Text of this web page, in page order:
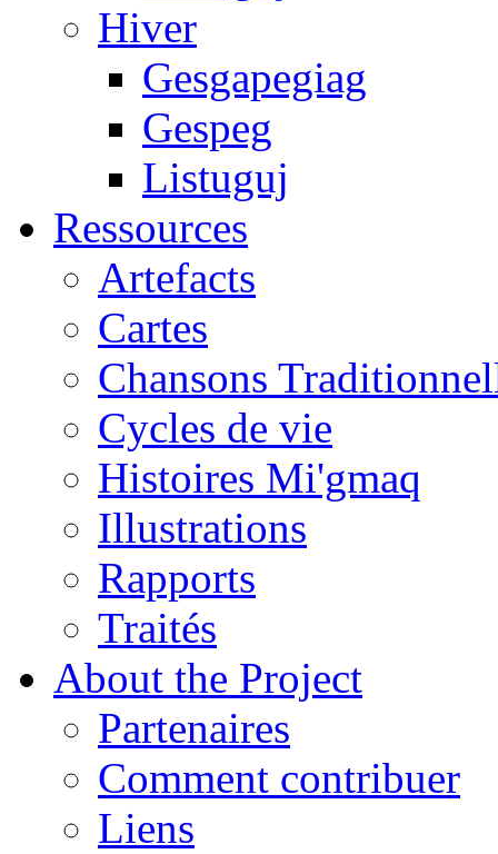
Hiver
Gesgapegiag
Gespeg
Listuguj
Ressources
Artefacts
Cartes
Chansons
Cycles de vie
Histoires Mi'gmaq
Illustrations
Rapports
Traités
About the Project
Partenaires
Comment contribuer
Liens